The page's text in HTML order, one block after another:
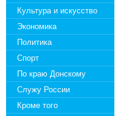
Культура и искусство
Экономика
Политика
Спорт
По краю Донскому
Служу России
Кроме того